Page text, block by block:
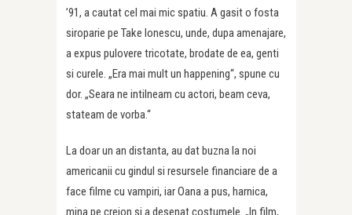
’91, a cautat cel mai mic spatiu. A gasit o fosta
siroparie pe Take Ionescu, unde, dupa amenajare,
a expus pulovere tricotate, brodate de ea, genti
si curele. „Era mai mult un happening“, spune cu
dor. „Seara ne intilneam cu actori, beam ceva,
stateam de vorba.“
La doar un an distanta, au dat buzna la noi
americanii cu gindul si resursele financiare de a
face filme cu vampiri, iar Oana a pus, harnica,
mina pe creion si a desenat costumele. „In film,